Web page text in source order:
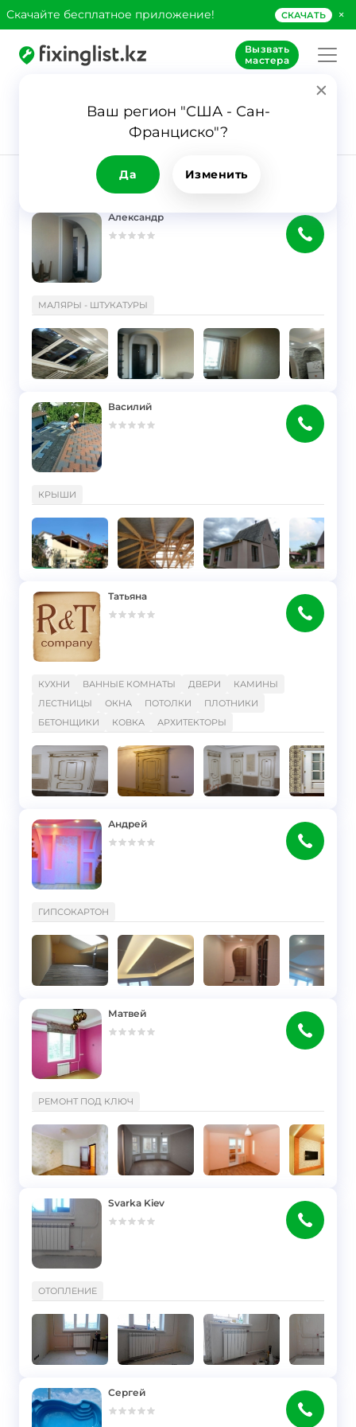
Скачайте бесплатное приложение! СКАЧАТЬ ×
Вызвать
мастера
Ваш регион "США - Сан-
Франциско"?
Да Изменить
Заявка Мастера
638
РЕЗУЛЬТАТ
Александр
МАЛЯРЫ - ШТУКАТУРЫ
Василий
КРЫШИ
Татьяна
КУХНИ ВАННЫЕ КОМНАТЫ ДВЕРИ
КАМИНЫ
ЛЕСТНИЦЫ
ОКНА ПОТОЛКИ
ПЛОТНИКИ
БЕТОНЩИКИ
КОВКА АРХИТЕКТОРЫ
Андрей
ГИПСОКАРТОН
Матвей
РЕМОНТ ПОД КЛЮЧ
Svarka Kiev
ОТОПЛЕНИЕ
Сергей